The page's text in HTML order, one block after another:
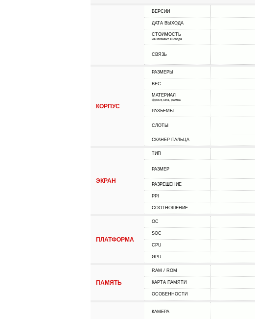
ВЕРСИИ
ДАТА ВЫХОДА
СТОИМОСТЬ
на момент выхода
СВЯЗЬ
КОРПУС
РАЗМЕРЫ
ВЕС
МАТЕРИАЛ
фронт, низ, рамка
РАЗЪЕМЫ
СЛОТЫ
СКАНЕР ПАЛЬЦА
ЭКРАН
ТИП
РАЗМЕР
РАЗРЕШЕНИЕ
PPI
СООТНОШЕНИЕ
ПЛАТФОРМА
ОС
SOC
CPU
GPU
ПАМЯТЬ
RAM / ROM
КАРТА ПАМЯТИ
ОСОБЕННОСТИ
КАМЕРА